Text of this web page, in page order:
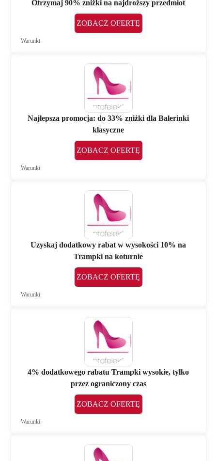
Otrzymaj 90% zniżki na najdroższy przedmiot
ZOBACZ OFERTĘ
Warunki
Najlepsza promocja: do 33% zniżki dla Balerinki
klasyczne
ZOBACZ OFERTĘ
Warunki
Uzyskaj dodatkowy rabat w wysokości 10% na
Trampki na koturnie
ZOBACZ OFERTĘ
Warunki
4% dodatkowego rabatu Trampki wysokie, tylko
przez ograniczony czas
ZOBACZ OFERTĘ
Warunki